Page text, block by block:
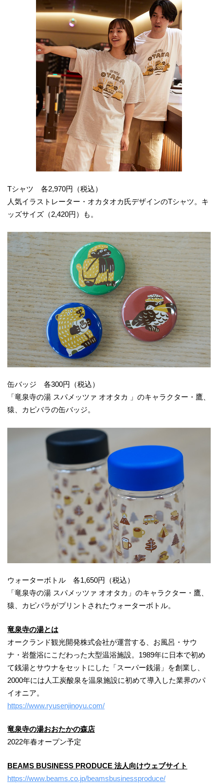
Tシャツ 各2,970円（税込）
人気イラストレーター・オカタオカ氏デザインのTシャツ。キ
ッズサイズ（2,420円）も。
缶バッジ 各300円（税込）
「竜泉寺の湯 スパメッツァ オオタカ 」のキャラクター・鷹、
猿、カピバラの缶バッジ。
ウォーターボトル 各1,650円（税込）
「竜泉寺の湯 スパメッツァ オオタカ」のキャラクター・鷹、
猿、カピバラがプリントされたウォーターボトル。
竜泉寺の湯とは
オークランド観光開発株式会社が運営する、お風呂・サウ
ナ・岩盤浴にこだわった大型温浴施設。1989年に日本で初め
て銭湯とサウナをセットにした「スーパー銭湯」を創業し、
2000年には人工炭酸泉を温泉施設に初めて導入した業界のパ
イオニア。
https://www.ryusenjinoyu.com/
竜泉寺の湯おおたかの森店
2022年春オープン予定
BEAMS BUSINESS PRODUCE 法人向けウェブサイト
https://www.beams.co.jp/beamsbusinessproduce/